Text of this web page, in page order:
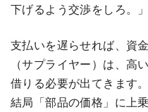
下げるよう交渉をしろ。」
支払いを遅らせれば、資
（サプライヤー）は、高
借りる必要が出てきます
結局「部品の価格」に上